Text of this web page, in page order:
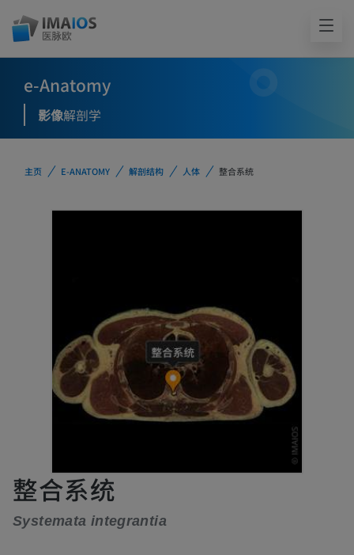
e-Anatomy
影像解剖学
主页 E-ANATOMY 解剖结构 人体 整合系统
整合系统
Systemata integrantia